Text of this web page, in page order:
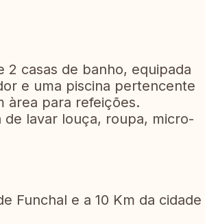
casas de banho, equipada
e uma piscina pertencente
àrea para refeições.
de lavar louça, roupa, micro-
Funchal e a 10 Km da cidade